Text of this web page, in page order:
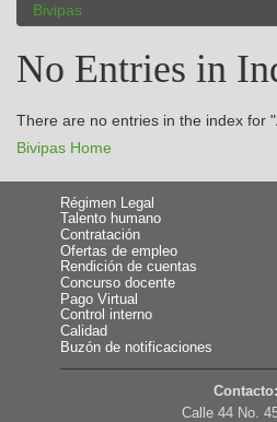
Bivipas
No Entries in
There are no entries in the index for
Bivipas Home
Régimen Legal
Talento humano
Contratación
Ofertas de empleo
Rendición de cuentas
Concurso docente
Pago Virtual
Control interno
Calidad
Buzón de notificaciones
Contacto:
Calle 44 No.